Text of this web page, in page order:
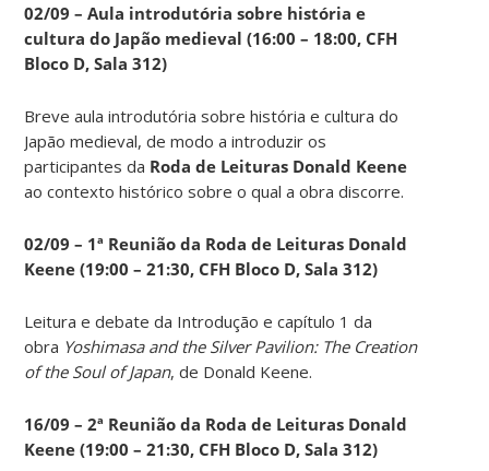
02/09 – Aula introdutória sobre história e
cultura do Japão medieval (16:00 – 18:00, CFH
Bloco D, Sala 312)
Breve aula introdutória sobre história e cultura do
Japão medieval, de modo a introduzir os
participantes da Roda de Leituras Donald Keene
ao contexto histórico sobre o qual a obra discorre.
02/09 – 1ª Reunião da Roda de Leituras Donald
Keene (19:00 – 21:30, CFH Bloco D, Sala 312)
Leitura e debate da Introdução e capítulo 1 da
obra Yoshimasa and the Silver Pavilion: The Creation
of the Soul of Japan, de Donald Keene.
16/09 – 2ª Reunião da Roda de Leituras Donald
Keene (19:00 – 21:30, CFH Bloco D, Sala 312)